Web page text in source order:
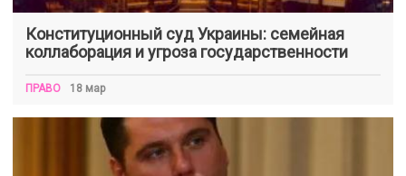
Конституционный суд Украины: семейная
коллаборация и угроза государственности
ПРАВО 18 мар